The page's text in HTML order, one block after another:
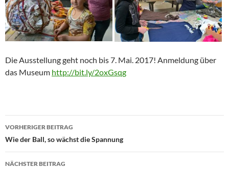
Die Ausstellung geht noch bis 7. Mai. 2017! Anmeldung über
das Museum http://bit.ly/2oxGsqg
Beitragsnavigation
VORHERIGER BEITRAG
Wie der Ball, so wächst die Spannung
NÄCHSTER BEITRAG